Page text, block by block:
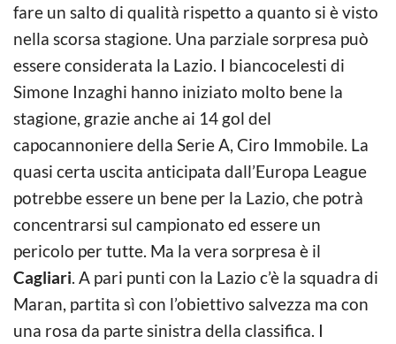
fare un salto di qualità rispetto a quanto si è visto
nella scorsa stagione. Una parziale sorpresa può
essere considerata la Lazio. I biancocelesti di
Simone Inzaghi hanno iniziato molto bene la
stagione, grazie anche ai 14 gol del
capocannoniere della Serie A, Ciro Immobile. La
quasi certa uscita anticipata dall’Europa League
potrebbe essere un bene per la Lazio, che potrà
concentrarsi sul campionato ed essere un
pericolo per tutte. Ma la vera sorpresa è il
Cagliari. A pari punti con la Lazio c’è la squadra di
Maran, partita sì con l’obiettivo salvezza ma con
una rosa da parte sinistra della classifica. I